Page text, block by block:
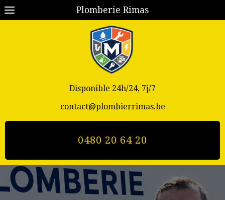
Plomberie Rimas
Disponible 24h/24, 7j/7
contact@plombierrimas.be
0480 20 64 20